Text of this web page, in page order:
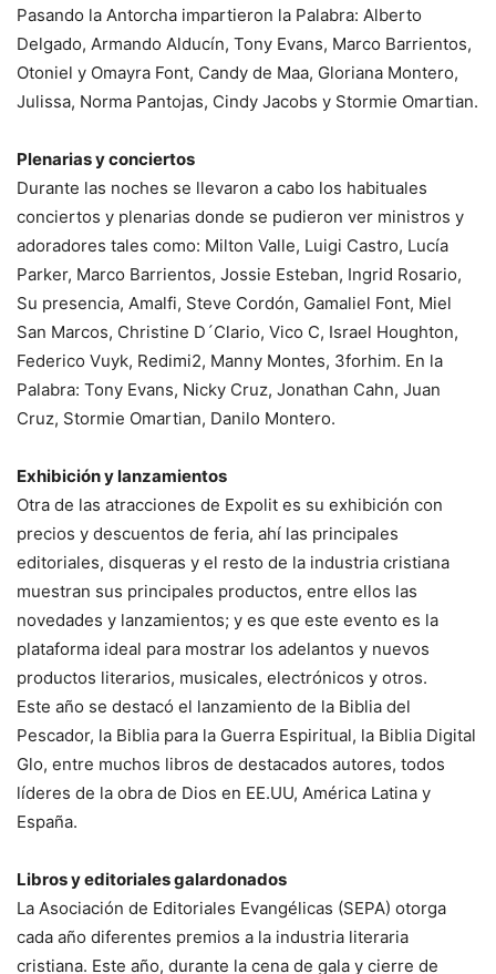
Pasando la Antorcha impartieron la Palabra: Alberto
Delgado, Armando Alducín, Tony Evans, Marco Barrientos,
Otoniel y Omayra Font, Candy de Maa, Gloriana Montero,
Julissa, Norma Pantojas, Cindy Jacobs y Stormie Omartian.
Plenarias y conciertos
Durante las noches se llevaron a cabo los habituales
conciertos y plenarias donde se pudieron ver ministros y
adoradores tales como: Milton Valle, Luigi Castro, Lucía
Parker, Marco Barrientos, Jossie Esteban, Ingrid Rosario,
Su presencia, Amalfi, Steve Cordón, Gamaliel Font, Miel
San Marcos, Christine D´Clario, Vico C, Israel Houghton,
Federico Vuyk, Redimi2, Manny Montes, 3forhim. En la
Palabra: Tony Evans, Nicky Cruz, Jonathan Cahn, Juan
Cruz, Stormie Omartian, Danilo Montero.
Exhibición y lanzamientos
Otra de las atracciones de Expolit es su exhibición con
precios y descuentos de feria, ahí las principales
editoriales, disqueras y el resto de la industria cristiana
muestran sus principales productos, entre ellos las
novedades y lanzamientos; y es que este evento es la
plataforma ideal para mostrar los adelantos y nuevos
productos literarios, musicales, electrónicos y otros.
Este año se destacó el lanzamiento de la Biblia del
Pescador, la Biblia para la Guerra Espiritual, la Biblia Digital
Glo, entre muchos libros de destacados autores, todos
líderes de la obra de Dios en EE.UU, América Latina y
España.
Libros y editoriales galardonados
La Asociación de Editoriales Evangélicas (SEPA) otorga
cada año diferentes premios a la industria literaria
cristiana. Este año, durante la cena de gala y cierre de